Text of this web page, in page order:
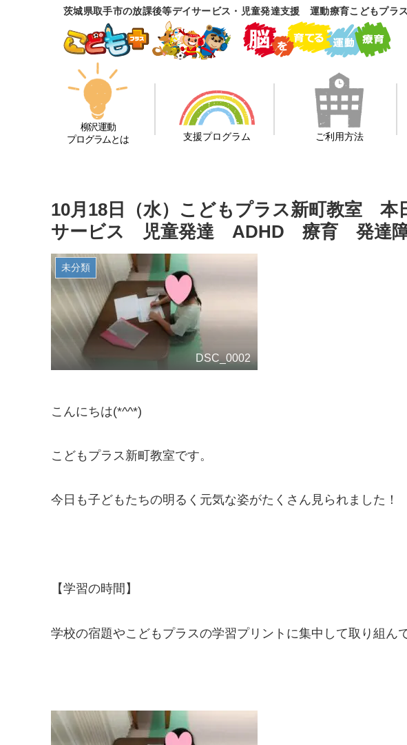
茨城県取手市の放課後等デイサービス・児童発達支援 運動療育こどもプラ
柳沢運動
プログラムとは
支援プログラム ご利用方法
10月18日（水）こどもプラス新町教室
サービス 児童発達 ADHD 療育 発達
未分類
DSC_0002
こんにちは(*^^*)
こどもプラス新町教室です。
今日も子どもたちの明るく元気な姿がたくさん見られました！
【学習の時間】
学校の宿題やこどもプラスの学習プリントに集中して取り組ん